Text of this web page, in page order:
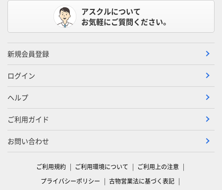
アスクルについて
お気軽にご質問ください。
新規会員登録
ログイン
ヘルプ
ご利用ガイド
お問い合わせ
ご利用規約 ご利用環境について
ご利用上の注意
プライバシーポリシー
古物営業法に基づく表記